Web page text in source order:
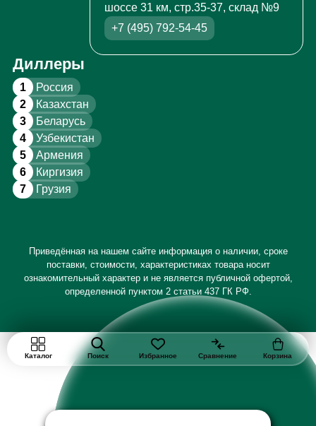
шоссе 31 км, стр.35-37, склад №9
+7 (495) 792-54-45
Диллеры
1 Россия
2 Казахстан
3 Беларусь
4 Узбекистан
5 Армения
6 Киргизия
7 Грузия
Приведённая на нашем сайте информация о наличии, сроке
поставки, стоимости, характеристиках товара носит
ознакомительный характер и не является публичной офертой,
определенной пунктом 2 статьи 437 ГК РФ.
Каталог Поиск Избранное Сравнение Корзина